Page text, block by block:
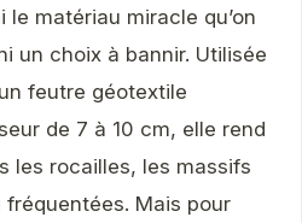
le matériau miracle qu’on
un choix à bannir. Utilisée
feutre géotextile
de 7 à 10 cm, elle rend
les rocailles, les massifs
Mais pour